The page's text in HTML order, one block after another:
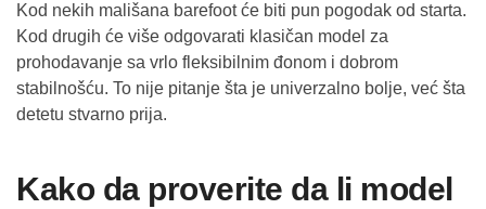
Kod nekih mališana barefoot će biti pun pogodak od starta.
Kod drugih će više odgovarati klasičan model za
prohodavanje sa vrlo fleksibilnim đonom i dobrom
stabilnošću. To nije pitanje šta je univerzalno bolje, već šta
detetu stvarno prija.
Kako da proverite da li model